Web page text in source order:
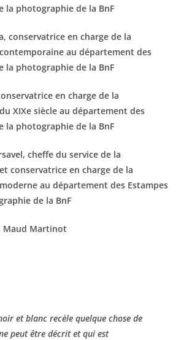
la photographie de la BnF
conservatrice en charge de la
au département des
la photographie de la BnF
en charge de la
XIXe siècle au département des
la photographie de la BnF
cheffe du service de la
conservatrice en charge de la
au département des Estampes
de la BnF
Maud Martinot
et blanc recèle quelque chose de
peut être décrit et qui est